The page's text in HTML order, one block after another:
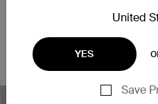
United
YES
Save
携带。支持 PPS 充电协议，可
兼容设备的充电，为 Samsung
率，为 iPhone 提供